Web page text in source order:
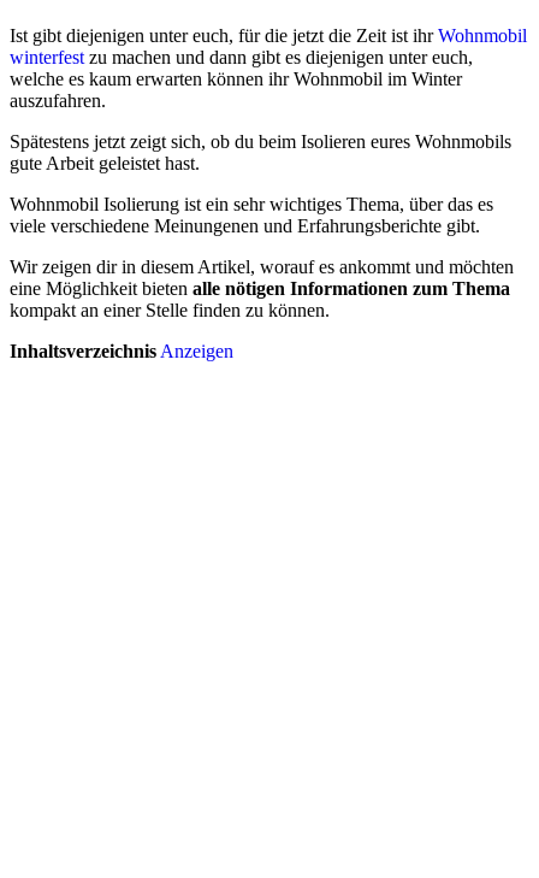
Ist gibt diejenigen unter euch, für die jetzt die Zeit ist ihrWohnmobil
winterfest zu machen und dann gibt es diejenigen unter euch,
welche es kaum erwarten können ihr Wohnmobil im Winter
auszufahren.
Spätestens jetzt zeigt sich, ob du beim Isolieren eures Wohnmobils
gute Arbeit geleistet hast.
Wohnmobil Isolierung ist ein sehr wichtiges Thema, über das es
viele verschiedene Meinungenen und Erfahrungsberichte gibt.
Wir zeigen dir in diesem Artikel, worauf es ankommt und möchten
eine Möglichkeit bieten alle nötigen Informationen zum Thema
kompakt an einer Stelle finden zu können.
Inhaltsverzeichnis Anzeigen